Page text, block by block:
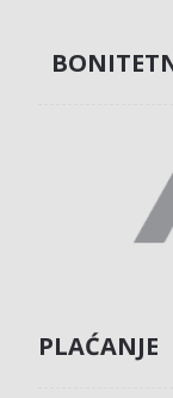
PLAĆANJE